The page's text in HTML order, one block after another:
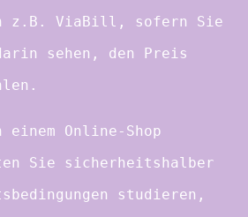
z.B. ViaBill, sofern Sie
sehen, den Preis
einem Online-Shop
Sie sicherheitshalber
studieren,